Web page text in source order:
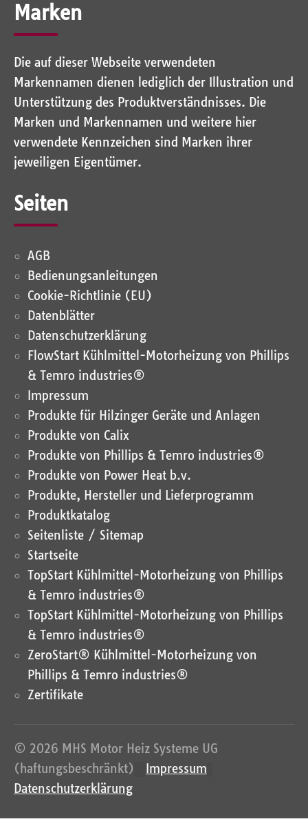
Marken
Die auf dieser Webseite verwendeten
Markennamen dienen lediglich der Illustration und
Unterstützung des Produktverständnisses. Die
Marken und Markennamen und weitere hier
verwendete Kennzeichen sind Marken ihrer
jeweiligen Eigentümer.
Seiten
AGB
Bedienungsanleitungen
Cookie-Richtlinie (EU)
Datenblätter
Datenschutz­erklärung
FlowStart Kühlmittel-Motorheizung von Phillips
& Temro industries®
Impressum
Produkte für Hilzinger Geräte und Anlagen
Produkte von Calix
Produkte von Phillips & Temro industries®
Produkte von Power Heat b.v.
Produkte, Hersteller und Lieferprogramm
Produktkatalog
Seitenliste / Sitemap
Startseite
TopStart Kühlmittel-Motorheizung von Phillips
& Temro industries®
TopStart Kühlmittel-Motorheizung von Phillips
& Temro industries®
ZeroStart® Kühlmittel-Motorheizung von
Phillips & Temro industries®
Zertifikate
© 2026 MHS Motor Heiz Systeme UG
(haftungsbeschränkt)
Impressum
Datenschutzerklärung